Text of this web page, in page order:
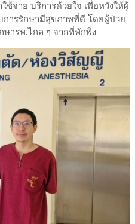
จ่าย บริการด้วยใจ เพื่อหวังให้ผู้
ารรักษามีสุขภาพที่ดี โดยผู้ป่วย
ษารพ.ไกล ๆ จากที่พักพิง